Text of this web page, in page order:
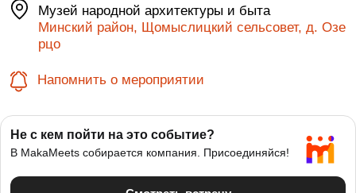
Музей народной архитектуры и быта
Минский район, Щомыслицкий сельсовет, д. Озе
рцо
Напомнить о мероприятии